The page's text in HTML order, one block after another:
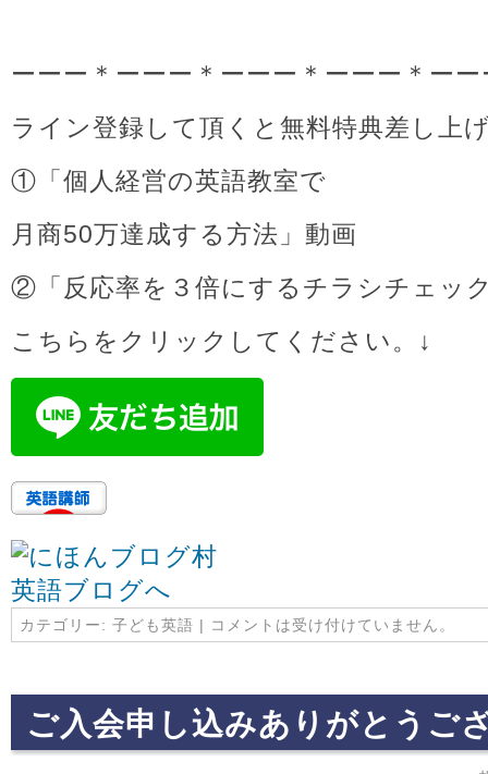
ーーー＊ーーー＊ーーー＊ーーー＊ーー
ライン登録して頂くと無料特典差し上
①「個人経営の英語教室で
月商50万達成する方法」動画
②「反応率を３倍にするチラシチェッ
こちらをクリックしてください。↓
カテゴリー: 子ども英語 | コメントは受け付けていません。
ご入会申し込みありがとうご